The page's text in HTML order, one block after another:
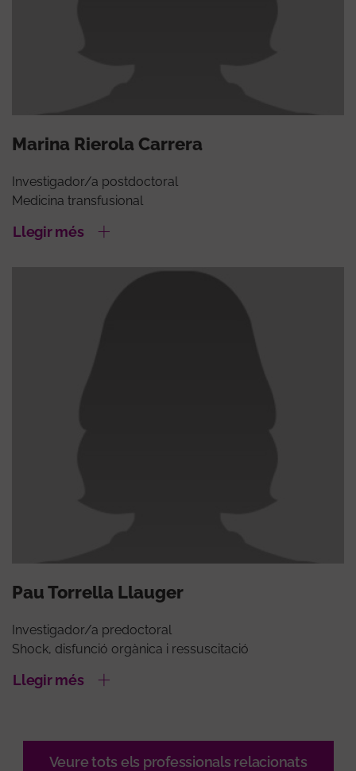
Marina Rierola Carrera
Investigador/a postdoctoral
Medicina transfusional
Llegir més
Pau Torrella Llauger
Investigador/a predoctoral
Shock, disfunció orgànica i ressuscitació
Llegir més
Veure tots els professionals relacionats